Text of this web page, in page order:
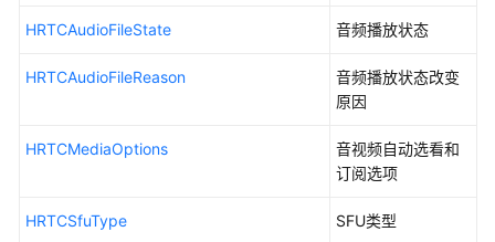
端
误
HRTC
帧
HRTCAudioFileState 音频播放状态
HRTCAudioFileReason
音频播放状态改变
原因
HRTCMediaOptions
音视频自动选看和
订阅选项
HRTCSfuType SFU类型